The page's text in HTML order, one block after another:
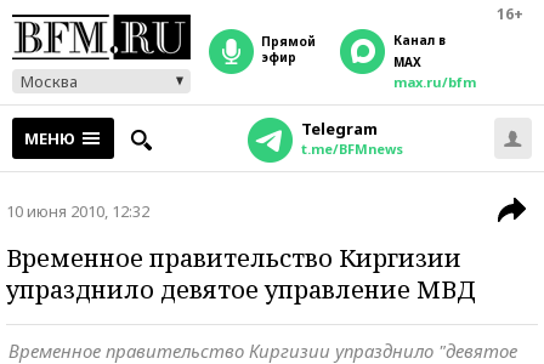
16+
Москва
прямой
эфир
Канал в
MAX
max.ru/bfm
МЕНЮ Telegram
t.me/BFMnews
10 июня 2010, 12:32
Временное правительство Киргизии
упразднило девятое управление МВД
Временное правительство Киргизии упразднило "девятое